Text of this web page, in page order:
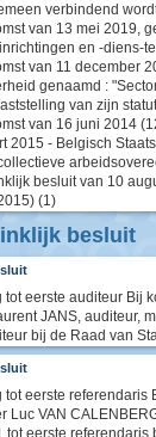
verbindend
van 13 mei 2019,
en -diens-
van 11 december
genaamd :
van zijn
van 16 juni 2014
2015 - Belgisch
besluit van 10
(1)
besluit
tot eerste auditeur Bij
JANS, auditeur,
bij de Raad van
tot eerste referendaris
Luc VAN